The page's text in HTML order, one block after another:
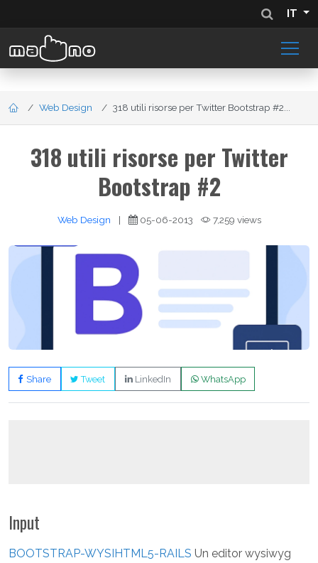
IT
Web Design 318 utili risorse per Twitter Bootstrap #2...
318 utili risorse per Twitter
Bootstrap #2
Web Design | 05-06-2013 7,259 views
Share Tweet LinkedIn WhatsApp
Input
BOOTSTRAP-WYSIHTML5-RAILS Un editor wysiwyg